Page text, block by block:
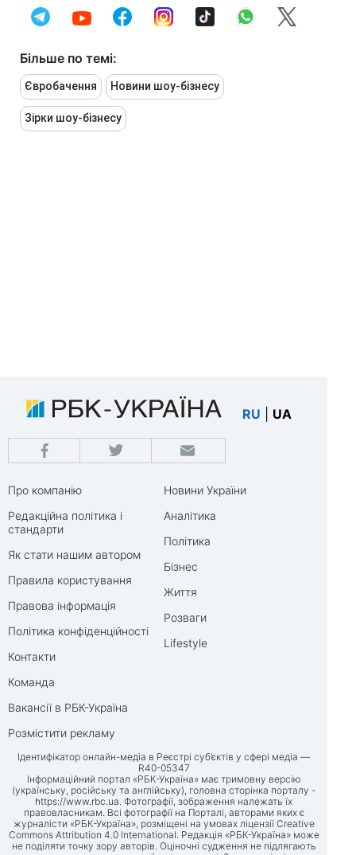
Більше по темі:
Євробачення Новини шоу-бізнесу
Зірки шоу-бізнесу
RU UA
Про компанію
Редакційна політика і
стандарти
Як стати нашим автором
Правила користування
Правова інформація
Політика конфіденційності
Контакти
Команда
Вакансії в РБК-Україна
Розмістити рекламу
Новини України
Аналітика
Політика
Бізнес
Життя
Розваги
Lifestyle
Ідентифікатор онлайн-медіа в Реєстрі суб’єктів у сфері медіа —
R40-05347
Інформаційний портал «РБК-Україна» має тримовну версію
(українську, російську та англійську), головна сторінка порталу -
https://www.rbc.ua . Фотографії, зображення належать їх
правовласникам. Всі фотографії на Порталі, авторами яких є
журналісти «РБК-Україна», розміщені на умовах ліцензії Creative
Commons Attribution 4.0 International. Редакція «РБК-Україна» може
не поділяти точку зору авторів. Оціночні судження не підлягають